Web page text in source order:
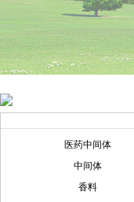
医药中间体
中间体
香料